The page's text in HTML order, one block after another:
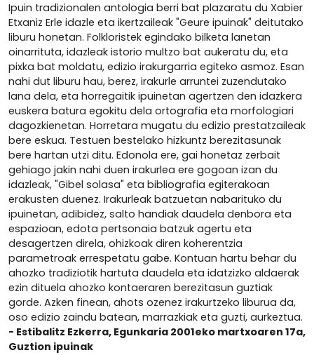
Ipuin tradizionalen antologia berri bat plazaratu du Xabier
Etxaniz Erle idazle eta ikertzaileak "Geure ipuinak" deitutako
liburu honetan. Folkloristek egindako bilketa lanetan
oinarrituta, idazleak istorio multzo bat aukeratu du, eta
pixka bat moldatu, edizio irakurgarria egiteko asmoz. Esan
nahi dut liburu hau, berez, irakurle arruntei zuzendutako
lana dela, eta horregaitik ipuinetan agertzen den idazkera
euskera batura egokitu dela ortografia eta morfologiari
dagozkienetan. Horretara mugatu du edizio prestatzaileak
bere eskua. Testuen bestelako hizkuntz berezitasunak
bere hartan utzi ditu. Edonola ere, gai honetaz zerbait
gehiago jakin nahi duen irakurlea ere gogoan izan du
idazleak, "Gibel solasa" eta bibliografia egiterakoan
erakusten duenez. Irakurleak batzuetan nabarituko du
ipuinetan, adibidez, salto handiak daudela denbora eta
espazioan, edota pertsonaia batzuk agertu eta
desagertzen direla, ohizkoak diren koherentzia
parametroak errespetatu gabe. Kontuan hartu behar du
ahozko tradiziotik hartuta daudela eta idatzizko aldaerak
ezin dituela ahozko kontaeraren berezitasun guztiak
gorde. Azken finean, ahots ozenez irakurtzeko liburua da,
oso edizio zaindu batean, marrazkiak eta guzti, aurkeztua.
- Estibalitz Ezkerra, Egunkaria 2001eko martxoaren 17a,
Guztion ipuinak